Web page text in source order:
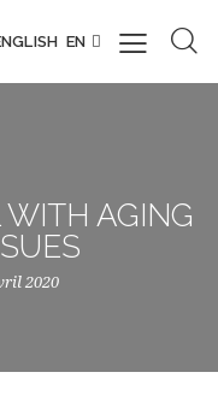
EN
AGING
2020